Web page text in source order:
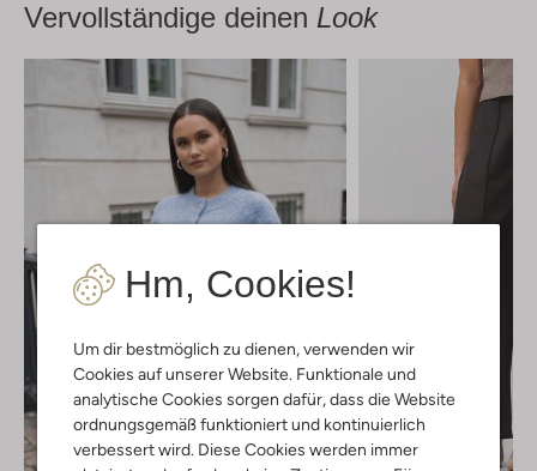
Hm, Cookies!
Um dir bestmöglich zu dienen, verwenden wir
Cookies auf unserer Website. Funktionale und
analytische Cookies sorgen dafür, dass die Website
ordnungsgemäß funktioniert und kontinuierlich
verbessert wird. Diese Cookies werden immer
Vervollständige deinen Look